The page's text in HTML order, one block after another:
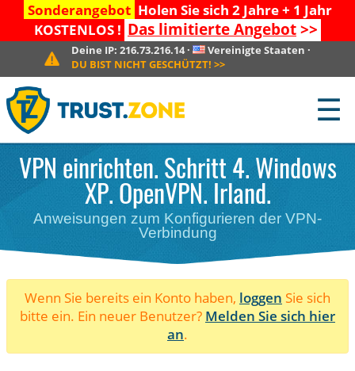
Sonderangebot Holen Sie sich 2 Jahre + 1 Jahr
KOSTENLOS ! Das limitierte Angebot>>
Deine IP:216.73.216.14· Vereinigte Staaten ·
DU BIST NICHT GESCHÜTZT! >>
☰
VPN einrichten. Schritt 4. Windows
XP. OpenVPN. Irland.
Anweisungen zum Konfigurieren der VPN-
Verbindung
Wenn Sie bereits ein Konto haben, loggen Sie sich
bitte ein. Ein neuer Benutzer? Melden Sie sich hier
an.